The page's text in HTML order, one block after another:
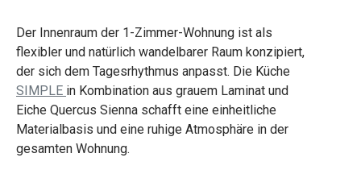
Der Innenraum der 1-Zimmer-Wohnung ist als
flexibler und natürlich wandelbarer Raum konzipiert,
der sich dem Tagesrhythmus anpasst. Die Küche
SIMPLE in Kombination aus grauem Laminat und
Eiche Quercus Sienna schafft eine einheitliche
Materialbasis und eine ruhige Atmosphäre in der
gesamten Wohnung.